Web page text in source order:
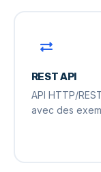
REST API
API HTTP/
avec des